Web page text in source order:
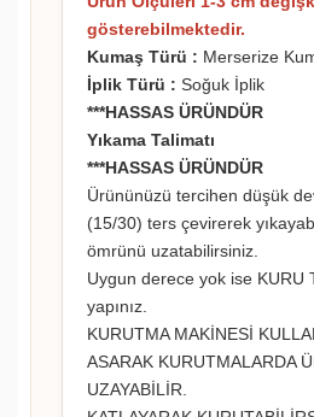
gösterebilmektedir.
Kumaş Türü : Merserize
İplik Türü : Soğuk İplik
***HASSAS ÜRÜNDÜR
Yıkama Talimatı
***HASSAS ÜRÜNDÜR
Ürününüzü tercihen düşük
(15/30) ters çevirerek
ömrünü uzatabilirsiniz.
Uygun derece yok ise KURU
yapınız.
KURUTMA MAKİNESİ
ASARAK KURUTMALARDA
UZAYABİLİR.